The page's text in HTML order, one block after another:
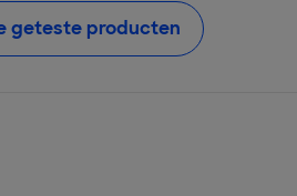
geteste producten